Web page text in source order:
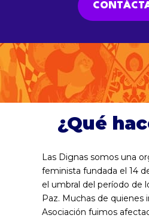
¿Qué
Las Dignas somos una
feminista fundada el 14
el umbral del período de
Paz. Muchas de quienes
Asociación fuimos